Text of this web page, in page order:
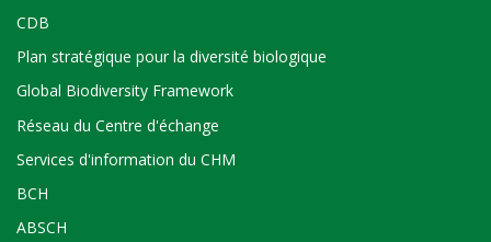
CDB
Plan stratégique pour la diversité biologique
Global Biodiversity Framework
Réseau du Centre d'échange
Services d'information du CHM
BCH
ABSCH